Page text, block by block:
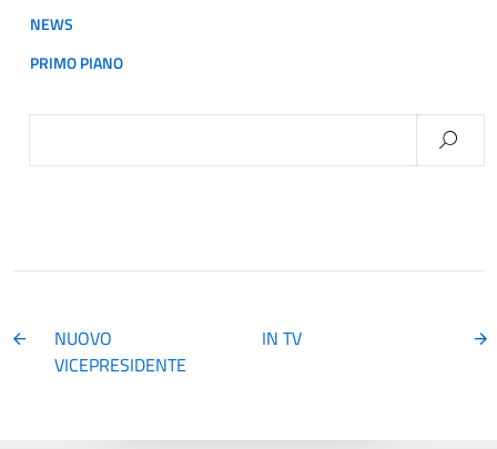
NEWS
PRIMO PIANO
NUOVO
VICEPRESIDENTE
IN TV